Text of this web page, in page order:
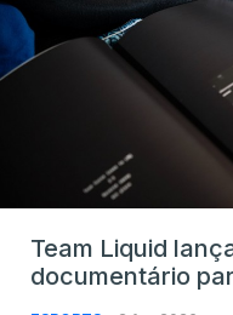
Team Liquid
documentário